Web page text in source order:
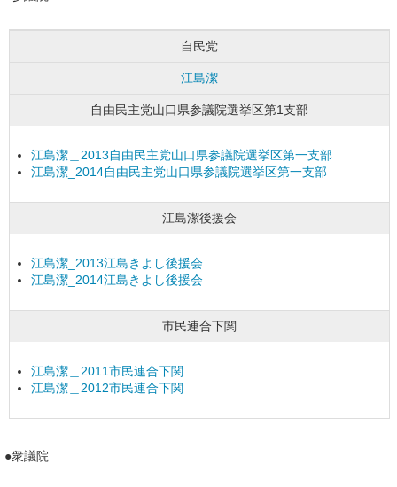
自民党
江島潔
自由民主党山口県参議院選挙区第1支部
江島潔＿2013自由民主党山口県参議院選挙区第一支部
江島潔_2014自由民主党山口県参議院選挙区第一支部
江島潔後援会
江島潔_2013江島きよし後援会
江島潔_2014江島きよし後援会
市民連合下関
江島潔＿2011市民連合下関
江島潔＿2012市民連合下関
●衆議院